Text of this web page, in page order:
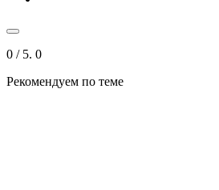
0 / 5. 0
Рекомендуем по теме